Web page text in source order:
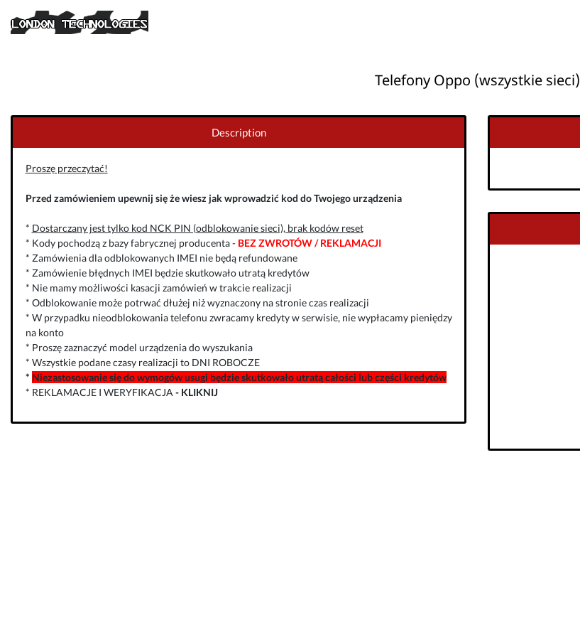
Telefony Oppo (wszystkie sieci)
Description
Proszę przeczytać!
Przed zamówieniem upewnij się że wiesz jak wprowadzić kod do Twojego urządzenia
* Dostarczany jest tylko kod NCK PIN (odblokowanie sieci), brak kodów reset
* Kody pochodzą z bazy fabrycznej producenta - BEZ ZWROTÓW / REKLAMACJI
* Zamówienia dla odblokowanych IMEI nie będą refundowane
* Zamówienie błędnych IMEI będzie skutkowało utratą kredytów
* Nie mamy możliwości kasacji zamówień w trakcie realizacji
* Odblokowanie może potrwać dłużej niż wyznaczony na stronie czas realizacji
* W przypadku nieodblokowania telefonu zwracamy kredyty w serwisie, nie wypłacamy pieniędzy
na konto
* Proszę zaznaczyć model urządzenia do wyszukania
* Wszystkie podane czasy realizacji to DNI ROBOCZE
* Niezastosowanie się do wymogów usugi będzie skutkowało utratą całości lub części kredytów
* REKLAMACJE I WERYFIKACJA - KLIKNIJ